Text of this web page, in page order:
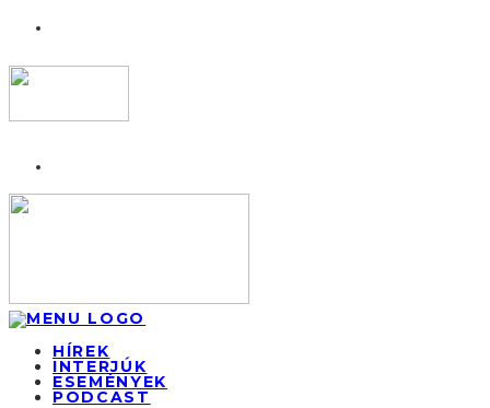
HÍREK
INTERJÚK
ESEMÉNYEK
PODCAST